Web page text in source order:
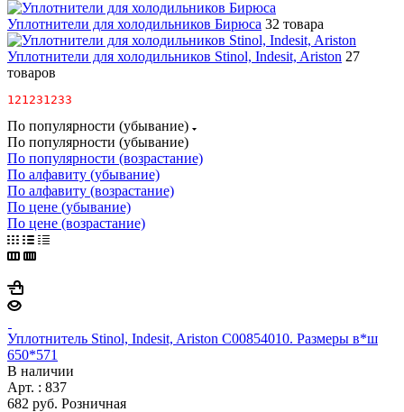
Уплотнители для холодильников Бирюса 32 товара
Уплотнители для холодильников Stinol, Indesit, Ariston 27
товаров
121231233
По популярности (убывание)
По популярности (убывание)
По популярности (возрастание)
По алфавиту (убывание)
По алфавиту (возрастание)
По цене (убывание)
По цене (возрастание)
Уплотнитель Stinol, Indesit, Ariston C00854010. Размеры в*ш
650*571
В наличии
Арт. : 837
682 руб. Розничная